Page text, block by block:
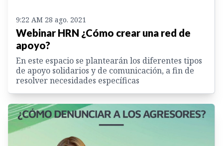
9:22 AM 28 ago. 2021
Webinar HRN ¿Cómo crear una red de
apoyo?
En este espacio se plantearán los diferentes tipos
de apoyo solidarios y de comunicación, a fin de
resolver necesidades específicas